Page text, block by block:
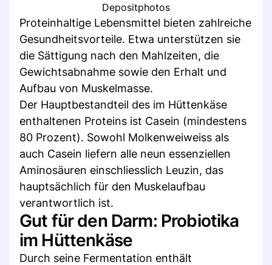
Depositphotos
Proteinhaltige Lebensmittel bieten zahlreiche
Gesundheitsvorteile. Etwa unterstützen sie
die Sättigung nach den Mahlzeiten, die
Gewichtsabnahme sowie den Erhalt und
Aufbau von Muskelmasse.
Der Hauptbestandteil des im Hüttenkäse
enthaltenen Proteins ist Casein (mindestens
80 Prozent). Sowohl Molkenweiweiss als
auch Casein liefern alle neun essenziellen
Aminosäuren einschliesslich Leuzin, das
hauptsächlich für den Muskelaufbau
verantwortlich ist.
Gut für den Darm: Probiotika
im Hüttenkäse
Durch seine Fermentation enthält